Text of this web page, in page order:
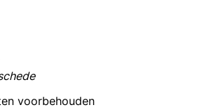
voorbehouden